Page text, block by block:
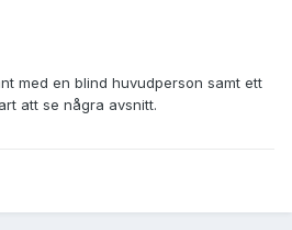
med en blind huvudperson samt ett
att se några avsnitt.